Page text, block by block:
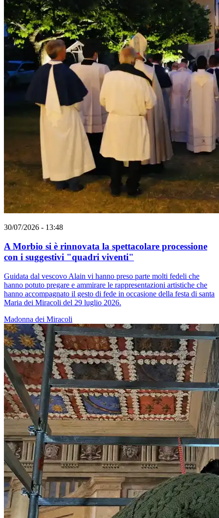
30/07/2026 - 13:48
A Morbio si è rinnovata la spettacolare processione
con i suggestivi "quadri viventi"
Guidata dal vescovo Alain vi hanno preso parte molti fedeli che
hanno potuto pregare e ammirare le rappresentazioni artistiche che
hanno accompagnato il gesto di fede in occasione della festa di santa
Maria dei Miracoli del 29 luglio 2026.
Madonna dei Miracoli